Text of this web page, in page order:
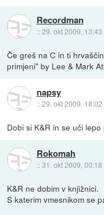
Recordman
::29. okt 2009, 13:43
Če greš na C in ti
primjeni" by Lee & Mark
napsy
::29. okt 2009, 18:02
Dobi si K&R in se uči lepo
Rokomah
::31. okt 2009, 00:18
K&R ne dobim v knjižnici.
S katerim vmesnikom se